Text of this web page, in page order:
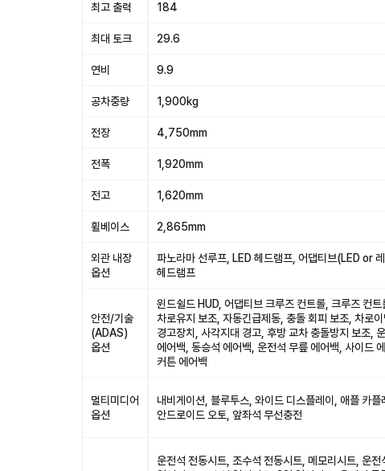
최고 출력 184
최대 토크 29.6
연비 9.9
공차중량 1,900kg
전장 4,750mm
전폭 1,920mm
전고 1,620mm
휠베이스 2,865mm
외관 내장
옵션
파노라마 선루프, LED 헤드램프, 어댑티브(LED or
헤드램프
안전/기술
(ADAS)
옵션
윈드쉴드 HUD, 어댑티브 크루즈 컨트롤, 크루즈 컨트
차로유지 보조, 자동긴급제동, 충돌 회피 보조, 차로
경고장치, 사각지대 경고, 후방 교차 충돌방지 보조,
에어백, 동승석 에어백, 운전석 무릎 에어백, 사이드 에
커튼 에어백
멀티미디어
옵션
내비게이션, 블루투스, 와이드 디스플레이, 애플 카플
안드로이드 오토, 앞좌석 무선충전
운전석 전동시트, 조수석 전동시트, 메모리시트, 운전